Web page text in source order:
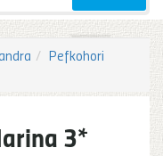
Pefkohori
3*